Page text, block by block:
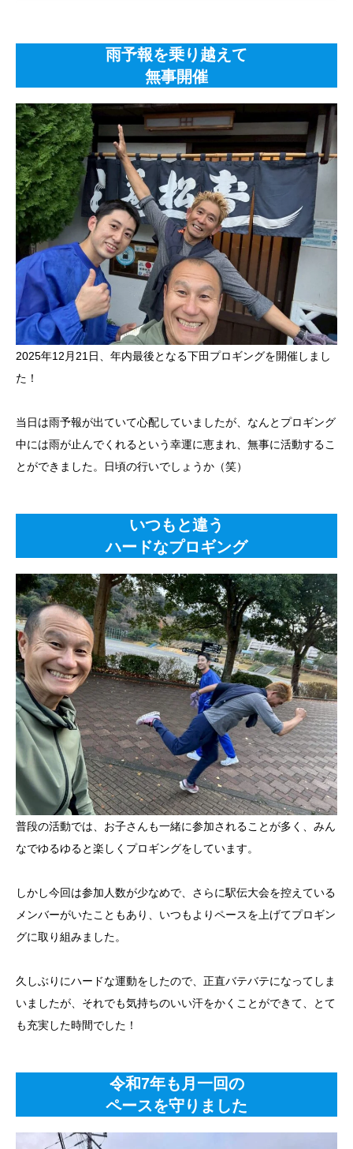
令和7年も月一回のペースを守りました
令和8年1月のプロギング開催予定
雨予報を乗り越えて
無事開催
2025年12月21日、年内最後となる下田プロギングを開催しまし
た！
当日は雨予報が出ていて心配していましたが、なんとプロギング
中には雨が止んでくれるという幸運に恵まれ、無事に活動するこ
とができました。日頃の行いでしょうか（笑）
いつもと違う
ハードなプロギング
普段の活動では、お子さんも一緒に参加されることが多く、みん
なでゆるゆると楽しくプロギングをしています。
しかし今回は参加人数が少なめで、さらに駅伝大会を控えている
メンバーがいたこともあり、いつもよりペースを上げてプロギン
グに取り組みました。
久しぶりにハードな運動をしたので、正直バテバテになってしま
いましたが、それでも気持ちのいい汗をかくことができて、とて
も充実した時間でした！
令和7年も月一回の
ペースを守りました